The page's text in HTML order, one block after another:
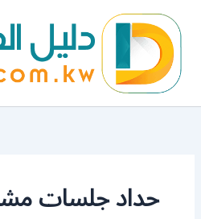
المحتوى
حداد جلسات